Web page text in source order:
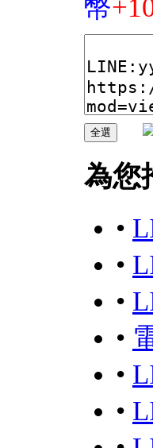
幣
為您
•
•
•
•
•
•